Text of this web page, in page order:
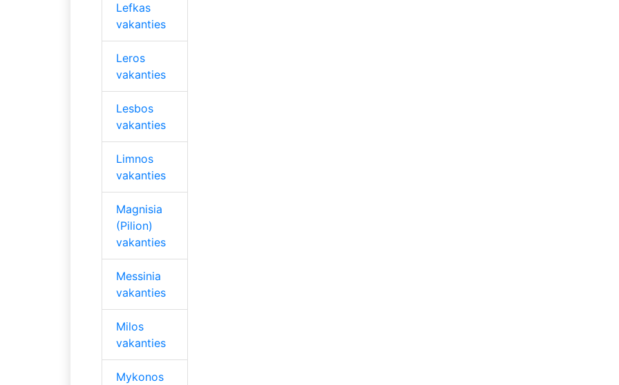
Lefkas
vakanties
Leros
vakanties
Lesbos
vakanties
Limnos
vakanties
Magnisia
(Pilion)
vakanties
Messinia
vakanties
Milos
vakanties
Mykonos